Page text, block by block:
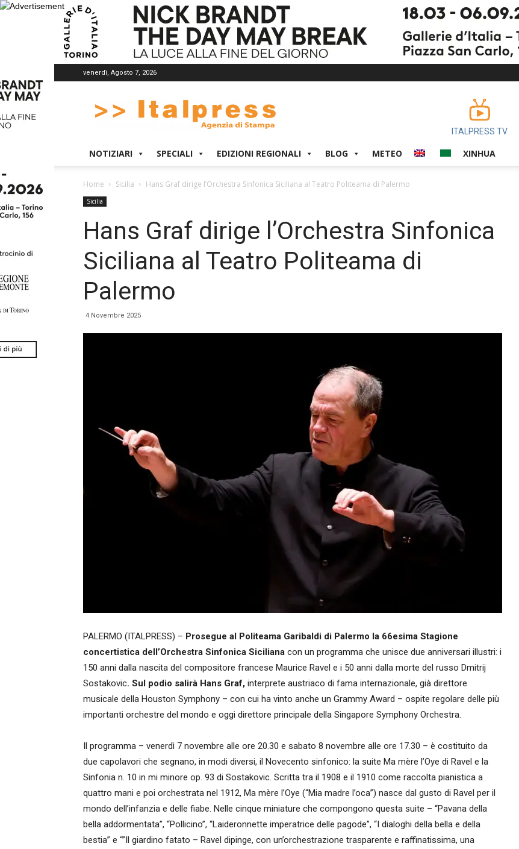
venerdì, Agosto 7, 2026
ITALPRESS TV
NOTIZIARI SPECIALI EDIZIONI REGIONALI BLOG METEO XINHUA
Home Sicilia Hans Graf dirige l’Orchestra Sinfonica Siciliana al Teatro Politeama di Palermo
Sicilia
Hans Graf dirige l’Orchestra Sinfonica
Siciliana al Teatro Politeama di
Palermo
4 Novembre 2025
PALERMO (ITALPRESS) – Prosegue al Politeama Garibaldi di Palermo la 66esima Stagione
concertistica dell’Orchestra Sinfonica Siciliana con un programma che unisce due anniversari illustri: i
150 anni dalla nascita del compositore francese Maurice Ravel e i 50 anni dalla morte del russo Dmitrij
Sostakovic. Sul podio salirà Hans Graf, interprete austriaco di fama internazionale, già direttore
musicale della Houston Symphony – con cui ha vinto anche un Grammy Award – ospite regolare delle più
importanti orchestre del mondo e oggi direttore principale della Singapore Symphony Orchestra.
Il programma – venerdì 7 novembre alle ore 20.30 e sabato 8 novembre alle ore 17.30 – è costituito da
due capolavori che segnano, in modi diversi, il Novecento sinfonico: la suite Ma mère l’Oye di Ravel e la
Sinfonia n. 10 in mi minore op. 93 di Sostakovic. Scritta tra il 1908 e il 1910 come raccolta pianistica a
quattro mani e poi orchestrata nel 1912, Ma mère l’Oye (“Mia madre l’oca”) nasce dal gusto di Ravel per il
mondo dell’infanzia e delle fiabe. Nelle cinque miniature che compongono questa suite – “Pavana della
bella addormentata”, “Pollicino”, “Laideronnette imperatrice delle pagode”, “I dialoghi della bella e della
bestia” e “”Il giardino fatato – Ravel dipinge, con un’orchestrazione trasparente e raffinatissima, una